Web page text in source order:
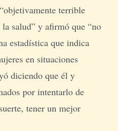
terrible
salud” y afirmó que “no
estadística que indica
en situaciones
diciendo que él y
por intentarlo de
tener un mejor